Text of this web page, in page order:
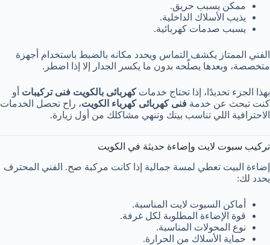
ممكن يسبب حريق.
يذيب الأسلاك الداخلية.
يسبب صدمات كهربائية.
الفني الممتاز يكشف التماس ويحدد مكانه بالضبط باستخدام أجهزة
متخصصة، وبعدها يصلّحه بدون ما يكسر الجدار إلا إذا اضطر.
بهذا الجزء تحديدًا، إذا تحتاج خدماتكهربائى بالكويت فنى تركيبات أو
كنت تبحث عن خدمة فنى كهربائى كهرباء الكويت، راح تحصل الخدمات
الاحترافية اللي تناسب بيتك وتنهي مشاكلك من أول زيارة.
تركيب سبوت لايت وإضاءة حديثة في الكويت
إضاءة البيت تعطي لمسة جمالية إذا كانت مركبة صح. الفني المحترف
يحدد لك:
أماكن السبوت لايت المناسبة.
قوة الإضاءة المطلوبة لكل غرفة.
نوع المحولات المناسبة.
حماية الأسلاك من الحرارة.